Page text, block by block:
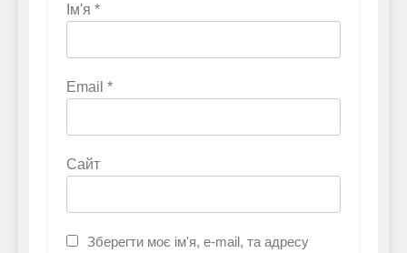
Ім'я *
Email *
Сайт
Зберегти моє ім'я, e-mail, та адресу